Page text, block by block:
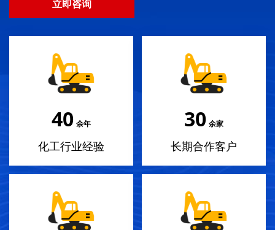
立即咨询
40 余年
化工行业经验
30 余家
长期合作客户